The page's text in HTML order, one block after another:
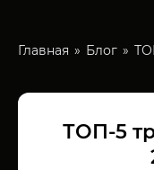
Главная Блог
ТОП-5